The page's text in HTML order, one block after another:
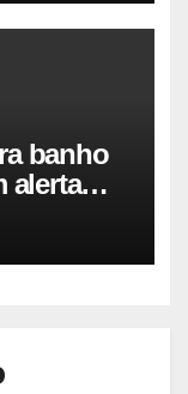
banho
alerta